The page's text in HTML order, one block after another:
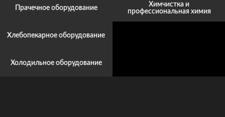
Прачечное оборудование
Хлебопекарное оборудование
Холодильное оборудование
Химчистка и
профессиональная химия